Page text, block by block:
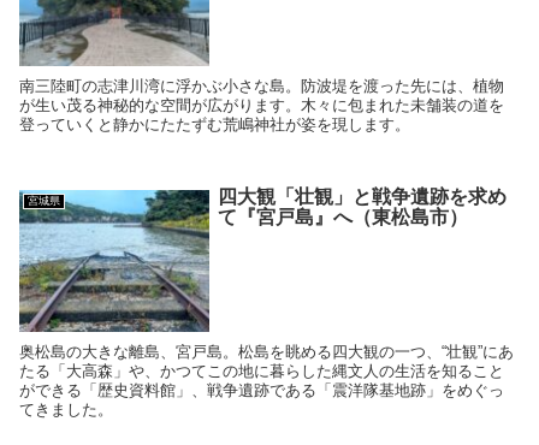
南三陸町の志津川湾に浮かぶ小さな島。防波堤を渡った先には、植物
が生い茂る神秘的な空間が広がります。木々に包まれた未舗装の道を
登っていくと静かにたたずむ荒嶋神社が姿を現します。
宮城県
四大観「壮観」と戦争遺跡を求め
て『宮戸島』へ（東松島市）
奥松島の大きな離島、宮戸島。松島を眺める四大観の一つ、“壮観”にあ
たる「大高森」や、かつてこの地に暮らした縄文人の生活を知ること
ができる「歴史資料館」、戦争遺跡である「震洋隊基地跡」をめぐっ
てきました。